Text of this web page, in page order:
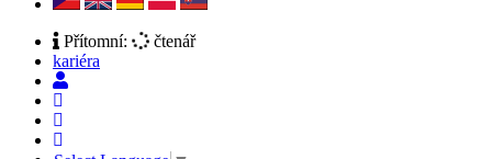
Přítomní:
čtenář
kariéra